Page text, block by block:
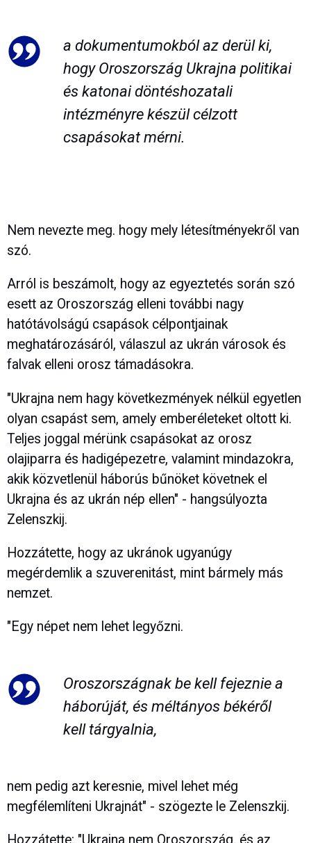
a dokumentumokból az derül ki,
hogy Oroszország Ukrajna politikai
és katonai döntéshozatali
intézményre készül célzott
csapásokat mérni.
Nem nevezte meg. hogy mely létesítményekről van
szó.
Arról is beszámolt, hogy az egyeztetés során szó
esett az Oroszország elleni további nagy
hatótávolságú csapások célpontjainak
meghatározásáról, válaszul az ukrán városok és
falvak elleni orosz támadásokra.
"Ukrajna nem hagy következmények nélkül egyetlen
olyan csapást sem, amely emberéleteket oltott ki.
Teljes joggal mérünk csapásokat az orosz
olajiparra és hadigépezetre, valamint mindazokra,
akik közvetlenül háborús bűnöket követnek el
Ukrajna és az ukrán nép ellen" - hangsúlyozta
Zelenszkij.
Hozzátette, hogy az ukránok ugyanúgy
megérdemlik a szuverenitást, mint bármely más
nemzet.
"Egy népet nem lehet legyőzni.
Oroszországnak be kell fejeznie a
háborúját, és méltányos békéről
kell tárgyalnia,
nem pedig azt keresnie, mivel lehet még
megfélemlíteni Ukrajnát" - szögezte le Zelenszkij.